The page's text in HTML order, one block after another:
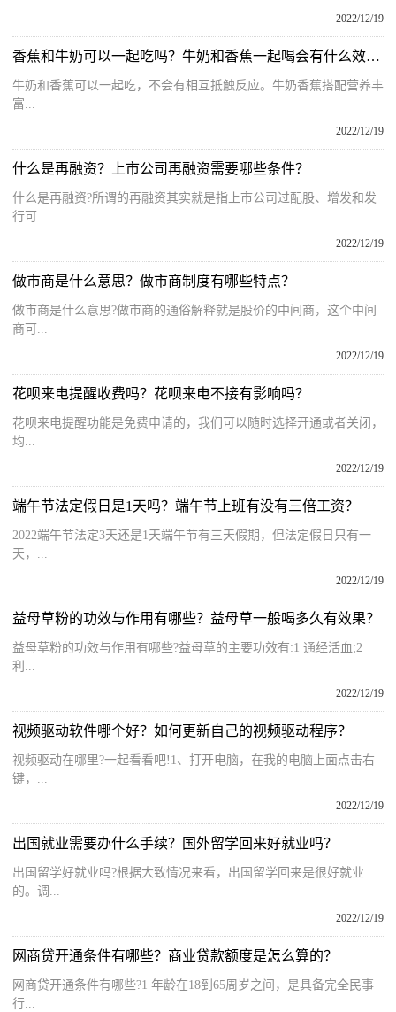
2022/12/19
香蕉和牛奶可以一起吃吗？牛奶和香蕉一起喝会有什么效果？
牛奶和香蕉可以一起吃，不会有相互抵触反应。牛奶香蕉搭配营养丰
富...
2022/12/19
什么是再融资？上市公司再融资需要哪些条件？
什么是再融资?所谓的再融资其实就是指上市公司过配股、增发和发
行可...
2022/12/19
做市商是什么意思？做市商制度有哪些特点？
做市商是什么意思?做市商的通俗解释就是股价的中间商，这个中间
商可...
2022/12/19
花呗来电提醒收费吗？花呗来电不接有影响吗？
花呗来电提醒功能是免费申请的，我们可以随时选择开通或者关闭，
均...
2022/12/19
端午节法定假日是1天吗？端午节上班有没有三倍工资？
2022端午节法定3天还是1天端午节有三天假期，但法定假日只有一
天，...
2022/12/19
益母草粉的功效与作用有哪些？益母草一般喝多久有效果？
益母草粉的功效与作用有哪些?益母草的主要功效有:1 通经活血;2
利...
2022/12/19
视频驱动软件哪个好？如何更新自己的视频驱动程序？
视频驱动在哪里?一起看看吧!1、打开电脑，在我的电脑上面点击右
键，...
2022/12/19
出国就业需要办什么手续？国外留学回来好就业吗？
出国留学好就业吗?根据大致情况来看，出国留学回来是很好就业
的。调...
2022/12/19
网商贷开通条件有哪些？商业贷款额度是怎么算的？
网商贷开通条件有哪些?1 年龄在18到65周岁之间，是具备完全民事
行...